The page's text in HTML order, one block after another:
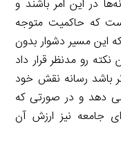
در این امر باشند و
که حاکمیت متوجه
این مسیر دشوار بدون
رو مدنظر قرار داد
باشد رسانه نقش خود
دهد و در صورتی که
جامعه نیز ارزش آن